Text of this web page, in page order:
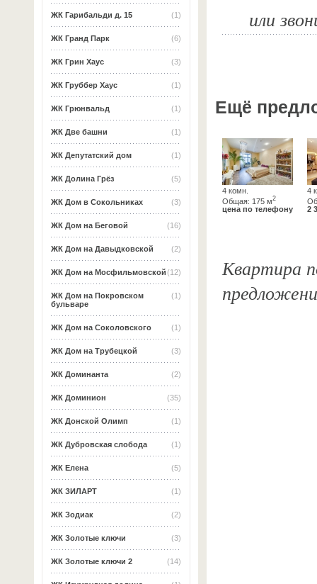
(1)
ЖК Гарибальди д. 15
(6)
ЖК Гранд Парк
(3)
ЖК Грин Хаус
(1)
ЖК Груббер Хаус
(1)
ЖК Грюнвальд
(1)
ЖК Две башни
(1)
ЖК Депутатский дом
(5)
ЖК Долина Грёз
(3)
ЖК Дом в Сокольниках
(16)
ЖК Дом на Беговой
(2)
ЖК Дом на Давыдковской
(12)
ЖК Дом на Мосфильмовской
(1)
ЖК Дом на Покровском
бульваре
(1)
ЖК Дом на Соколовского
(3)
ЖК Дом на Трубецкой
(2)
ЖК Доминанта
(35)
ЖК Доминион
(1)
ЖК Донской Олимп
(1)
ЖК Дубровская слобода
(5)
ЖК Елена
(1)
ЖК ЗИЛАРТ
(2)
ЖК Зодиак
(3)
ЖК Золотые ключи
(14)
ЖК Золотые ключи 2
или
Ещё
4 комн.
Общая: 175 м2
цена по телефону
4
2
Квартира